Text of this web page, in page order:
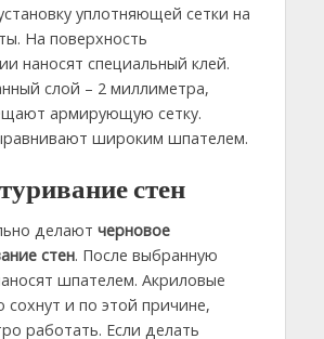
уплотняющей сетки на
На поверхность
наносят специальный клей.
слой – 2 миллиметра,
армирующую сетку.
широким шпателем.
стен
делают черновое
стен. После выбранную
шпателем. Акриловые
сохнут и по этой причине,
работать. Если делать